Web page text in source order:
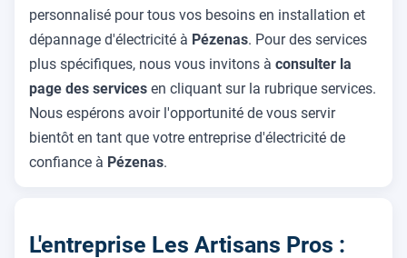
personnalisé pour tous vos besoins en installation et
dépannage d'électricité à Pézenas. Pour des services
plus spécifiques, nous vous invitons à consulter la
page des services en cliquant sur la rubrique services.
Nous espérons avoir l'opportunité de vous servir
bientôt en tant que votre entreprise d'électricité de
confiance à Pézenas.
L'entreprise Les Artisans Pros :